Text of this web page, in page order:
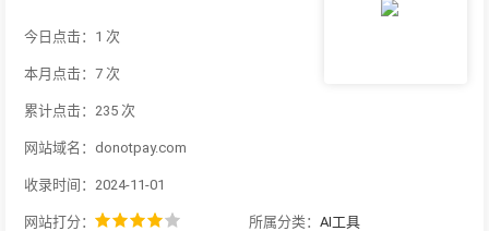
今日点击：1 次
本月点击：7 次
累计点击：235 次
网站域名：donotpay.com
收录时间：2024-11-01
网站打分： 所属分类： AI工具